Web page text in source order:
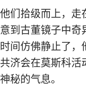
他们拾级而上，走
意到古董镜子中奇
时间仿佛静止了，
共济会在莫斯科活
神秘的气息。